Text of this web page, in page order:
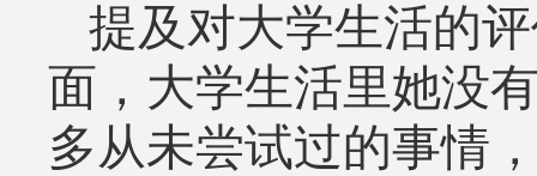
提及对大学生活的
面，大学生活里她没
多从未尝试过的事情